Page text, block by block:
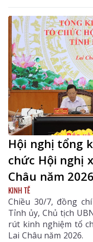
Hội nghị tổng
chức Hội nghị
Châu năm 2026
KINH TẾ
Chiều 30/7, đồng
Tỉnh ủy, Chủ tịch
rút kinh nghiệm tổ
Lai Châu năm 2026.